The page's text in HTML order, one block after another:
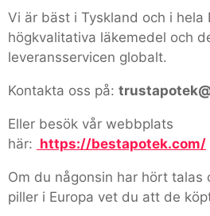
Vi är bäst i Tyskland och i hela
högkvalitativa läkemedel och
leveransservicen globalt.
Kontakta oss på:
Eller besök vår webbplats
här: https://bestapotek.com/
Om du någonsin har hört talas
piller i Europa vet du att de